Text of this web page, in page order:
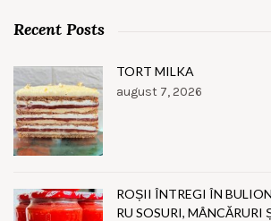
Recent Posts
TORT MILKA
august 7, 2026
ROȘII ÎNTREGI ÎN
RU SOSURI, MÂNCĂRURI